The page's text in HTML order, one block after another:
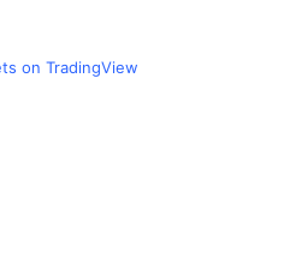
on TradingView